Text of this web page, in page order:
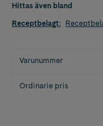
Hittas även bland
Receptbelagt:
Varunummer
Ordinarie pris